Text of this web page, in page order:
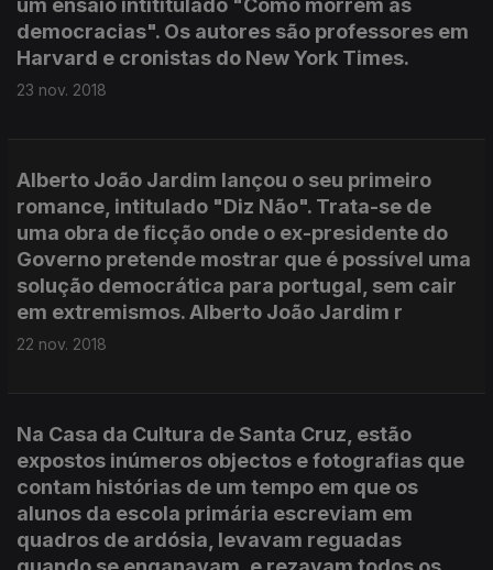
um ensaio intititulado "Como morrem as
democracias". Os autores são professores em
Harvard e cronistas do New York Times.
23 nov. 2018
Alberto João Jardim lançou o seu primeiro
romance, intitulado "Diz Não". Trata-se de
uma obra de ficção onde o ex-presidente do
Governo pretende mostrar que é possível uma
solução democrática para portugal, sem cair
em extremismos. Alberto João Jardim r
22 nov. 2018
Na Casa da Cultura de Santa Cruz, estão
expostos inúmeros objectos e fotografias que
contam histórias de um tempo em que os
alunos da escola primária escreviam em
quadros de ardósia, levavam reguadas